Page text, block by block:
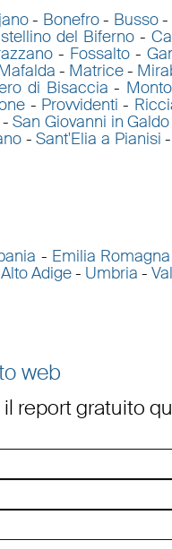
- Bonefro- Busso-
del Biferno-
- Fossalto -
- Matrice-
di Bisaccia -
- Provvidenti -
-San Giovanni in Galdo
-Sant'Elia a Pianisi -
- Emilia Romagna
Adige- Umbria -
web
report gratuito